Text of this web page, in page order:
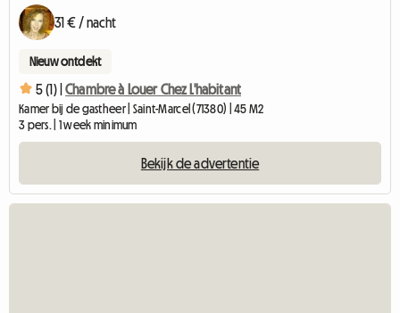
31 € / nacht
Nieuw ontdekt
5 (1) | Chambre à Louer Chez L'habitant
Kamer bij de gastheer | Saint-Marcel (71380) | 45 M2
3 pers. | 1 week minimum
Bekijk de advertentie